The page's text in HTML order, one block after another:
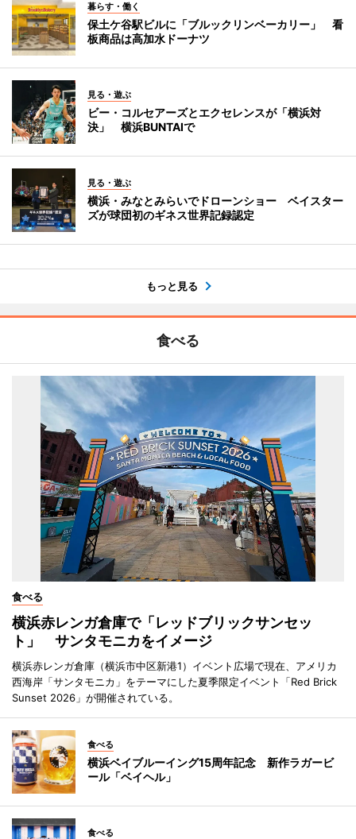
暮らす・働く
保土ケ谷駅ビルに「ブルックリンベーカリー」 看
板商品は高加水ドーナツ
見る・遊ぶ
ビー・コルセアーズとエクセレンスが「横浜対
決」 横浜BUNTAIで
見る・遊ぶ
横浜・みなとみらいでドローンショー ベイスター
ズが球団初のギネス世界記録認定
もっと見る
食べる
食べる
横浜赤レンガ倉庫で「レッドブリックサンセッ
ト」 サンタモニカをイメージ
横浜赤レンガ倉庫（横浜市中区新港1）イベント広場で現在、アメリカ
西海岸「サンタモニカ」をテーマにした夏季限定イベント「Red Brick
Sunset 2026」が開催されている。
食べる
横浜ベイブルーイング15周年記念 新作ラガービ
ール「ベイヘル」
食べる